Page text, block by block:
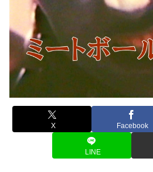
X Facebook
LINE